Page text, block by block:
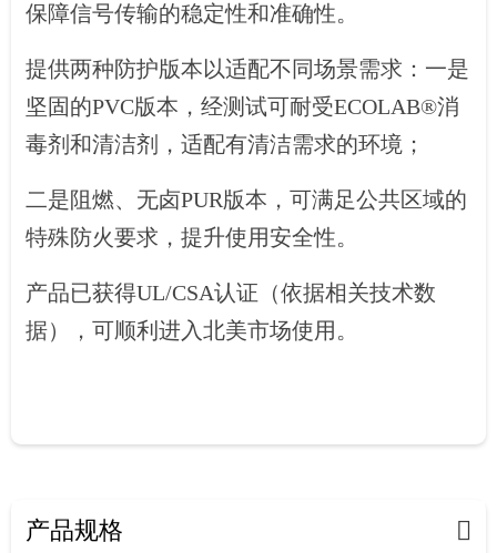
保障信号传输的稳定性和准确性。
提供两种防护版本以适配不同场景需求：一是
坚固的PVC版本，经测试可耐受ECOLAB®消
毒剂和清洁剂，适配有清洁需求的环境；
二是阻燃、无卤PUR版本，可满足公共区域的
特殊防火要求，提升使用安全性。
产品已获得UL/CSA认证（依据相关技术数
据），可顺利进入北美市场使用。
产品规格